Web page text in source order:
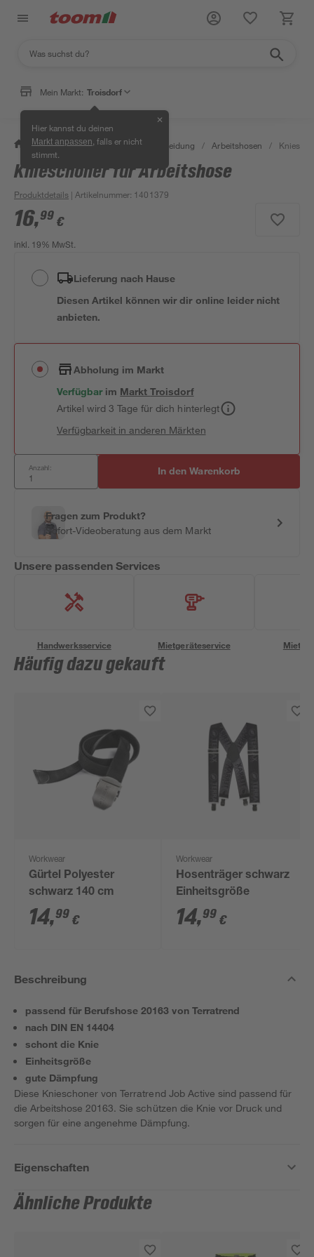
Mein Markt: Troisdorf
Hier kannst du deinen
Markt anpassen , falls er nicht
stimmt.
✕
/ Bauen & Renovieren / Arbeitskleidung / Arbeitshosen /
Knieschoner für Arbeitshose
Produktdetails | Artikelnummer: 1401379
16,99 €
inkl. 19% MwSt.
Lieferung nach Hause
Diesen Artikel können wir dir online leider nicht
anbieten.
Abholung im Markt
Verfügbar im MarktTroisdorf
Artikel wird 3 Tage für dich hinterlegt
Verfügbarkeit in anderen Märkten
Anzahl: In den Warenkorb
Fragen zum Produkt?
Sofort-Videoberatung aus dem Markt
Unsere passenden Services
Handwerksservice Mietgeräteservice
Häufig dazu gekauft
Workwear
Gürtel Polyester
schwarz 140 cm
14,99 €
Workwear
Hosenträger schwarz
Einheitsgröße
14,99 €
Beschreibung
passend für Berufshose 20163 von Terratrend
nach DIN EN 14404
schont die Knie
Einheitsgröße
gute Dämpfung
Diese Knieschoner von Terratrend Job Active sind passend für
die Arbeitshose 20163. Sie schützen die Knie vor Druck und
sorgen für eine angenehme Dämpfung.
Eigenschaften
Ähnliche Produkte